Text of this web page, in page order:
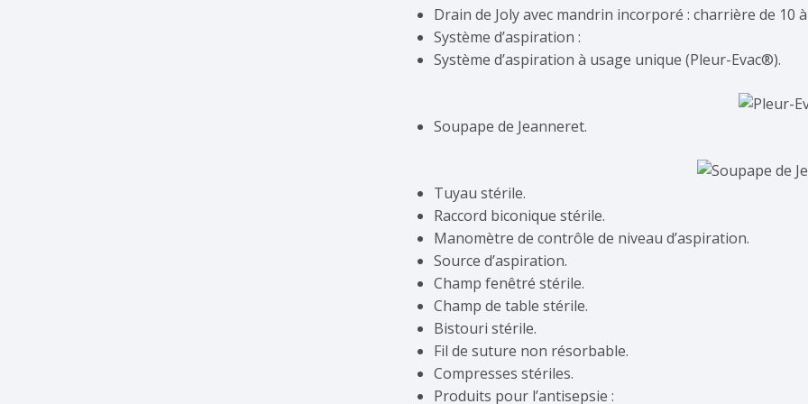
Drain de Joly avec mandrin incorporé : charrière de 10
Système d’aspiration :
Système d’aspiration à usage unique (Pleur-Evac®).
Soupape de Jeanneret.
Tuyau stérile.
Raccord biconique stérile.
Manomètre de contrôle de niveau d’aspiration.
Source d’aspiration.
Champ fenêtré stérile.
Champ de table stérile.
Bistouri stérile.
Fil de suture non résorbable.
Compresses stériles.
Produits pour l’antisepsie :